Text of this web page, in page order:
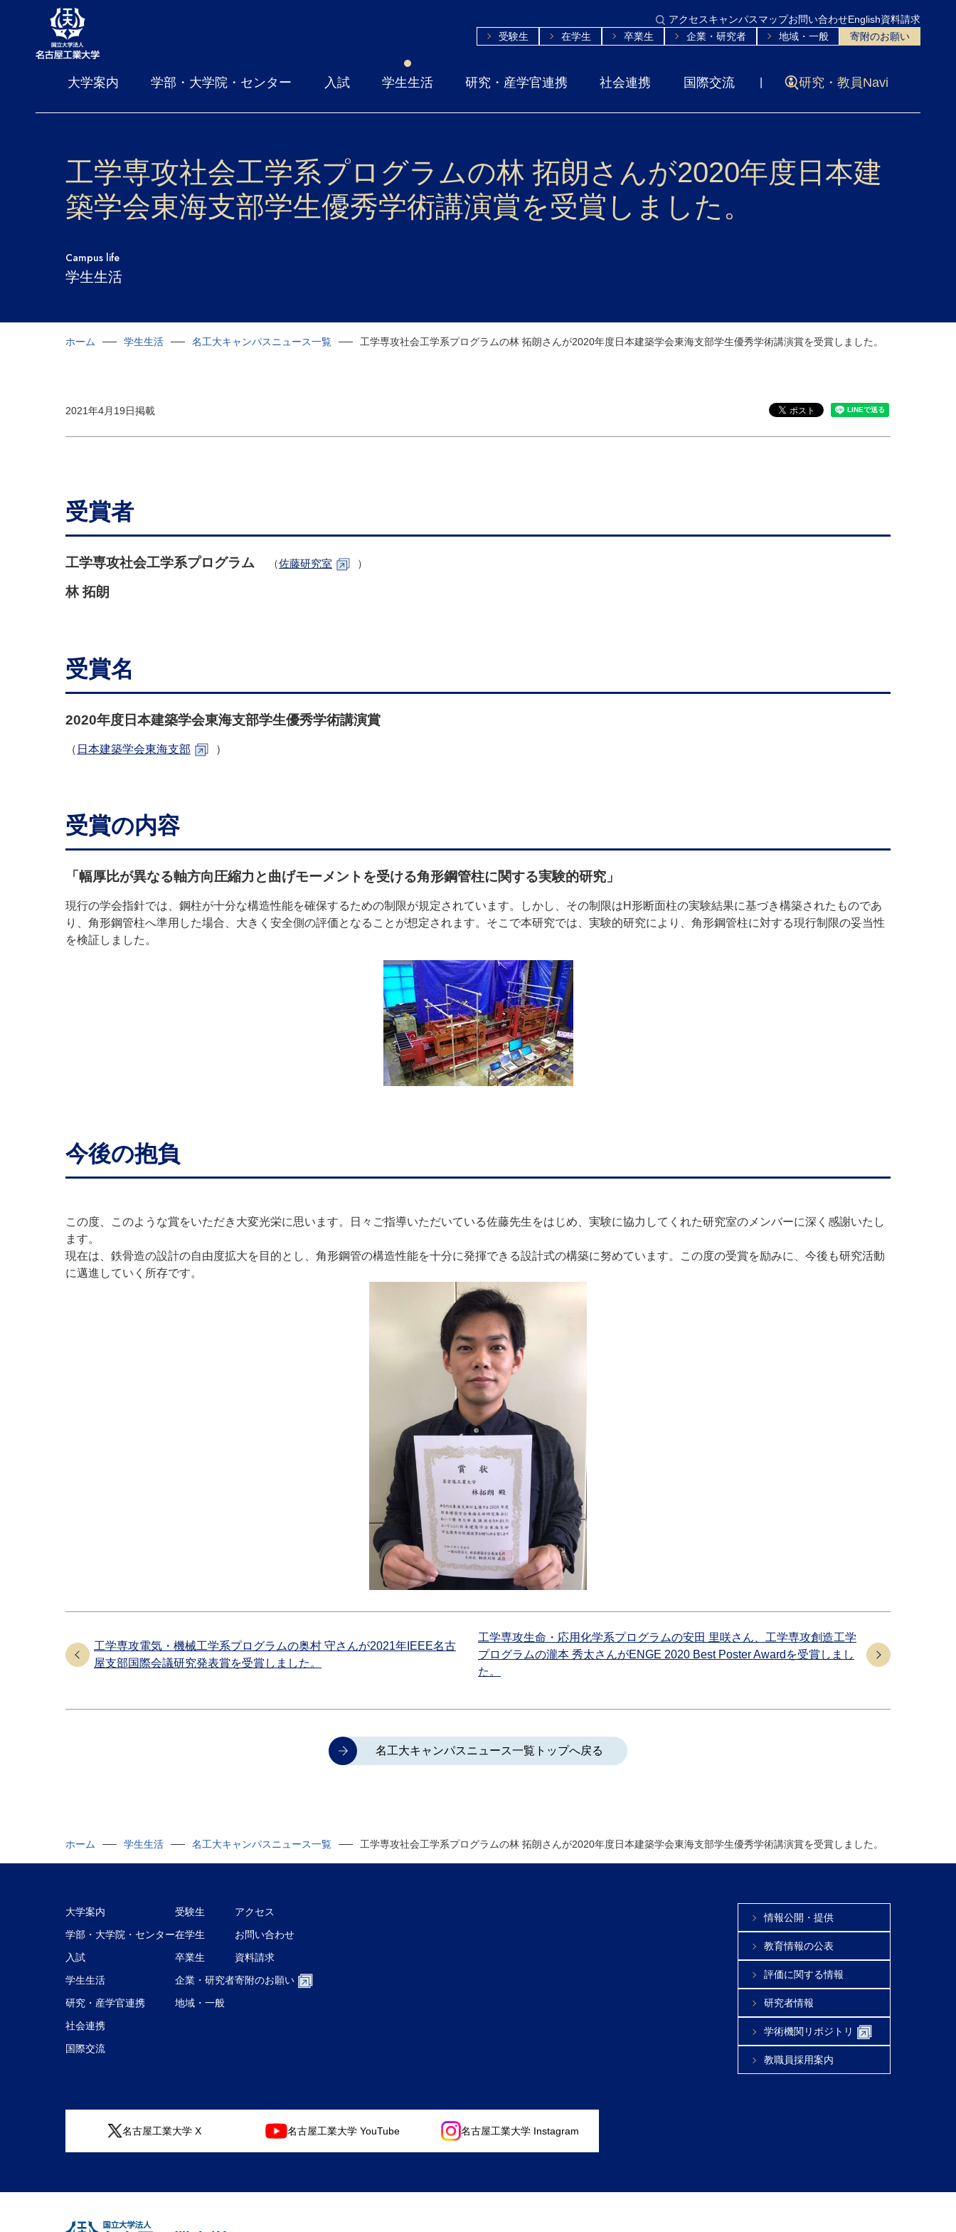
アクセスキャンパスマップお問い合わせEnglish資料請求
受験生
在学生 卒業生 企業・研究者 地域・一般 寄附のお願い
大学案内 学部・大学院・センター 入試 学生生活 研究・産学官連携 社会連携 国際交流 研究・教員Navi
工学専攻社会工学系プログラムの林 拓朗さんが2020年度日本建
築学会東海支部学生優秀学術講演賞を受賞しました。
Campus life
学生生活
ホーム 学生生活 名工大キャンパスニュース一覧 工学専攻社会工学系プログラムの林 拓朗さんが2020年度日本建築学会東海支部学生優秀学術講演賞を受賞しました。
2021年4月19日掲載
受賞者
工学専攻社会工学系プログラム （佐藤研究室 ）
林 拓朗
受賞名
2020年度日本建築学会東海支部学生優秀学術講演賞
（ 日本建築学会東海支部 ）
受賞の内容
「幅厚比が異なる軸方向圧縮力と曲げモーメントを受ける角形鋼管柱に関する実験的研究」
現行の学会指針では、鋼柱が十分な構造性能を確保するための制限が規定されています。しかし、その制限はH形断面柱の実験結果に基づき構築されたものであ
り、角形鋼管柱へ準用した場合、大きく安全側の評価となることが想定されます。そこで本研究では、実験的研究により、角形鋼管柱に対する現行制限の妥当性
を検証しました。
今後の抱負
この度、このような賞をいただき大変光栄に思います。日々ご指導いただいている佐藤先生をはじめ、実験に協力してくれた研究室のメンバーに深く感謝いたし
ます。
現在は、鉄骨造の設計の自由度拡大を目的とし、角形鋼管の構造性能を十分に発揮できる設計式の構築に努めています。この度の受賞を励みに、今後も研究活動
に邁進していく所存です。
工学専攻電気・機械工学系プログラムの奥村 守さんが2021年IEEE名古
屋支部国際会議研究発表賞を受賞しました。
工学専攻生命・応用化学系プログラムの安田 里咲さん、工学専攻創造工学
プログラムの瀧本 秀太さんがENGE 2020 Best Poster Awardを受賞しまし
た。
名工大キャンパスニュース一覧トップへ戻る
ホーム 学生生活 名工大キャンパスニュース一覧 工学専攻社会工学系プログラムの林 拓朗さんが2020年度日本建築学会東海支部学生優秀学術講演賞を受賞しました。
大学案内
学部・大学院・センター
入試
学生生活
研究・産学官連携
社会連携
国際交流
受験生
在学生
卒業生
企業・研究者
地域・一般
アクセス
お問い合わせ
資料請求
寄附のお願い
情報公開・提供
教育情報の公表
評価に関する情報
研究者情報
学術機関リポジトリ
教職員採用案内
名古屋工業大学 X 名古屋工業大学 YouTube 名古屋工業大学 Instagram